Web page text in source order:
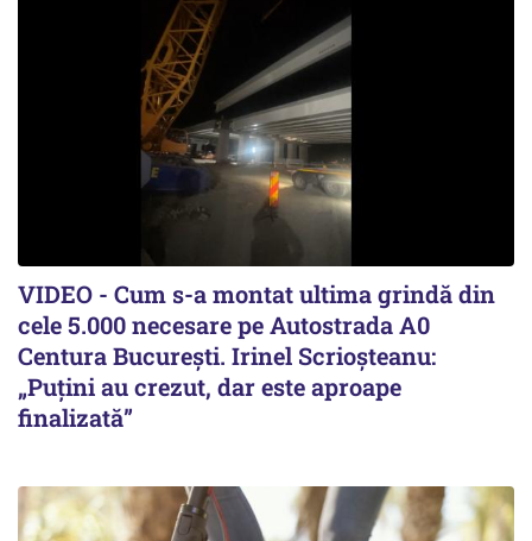
VIDEO - Cum s-a montat ultima grindă din
cele 5.000 necesare pe Autostrada A0
Centura București. Irinel Scrioșteanu:
„Puțini au crezut, dar este aproape
finalizată”